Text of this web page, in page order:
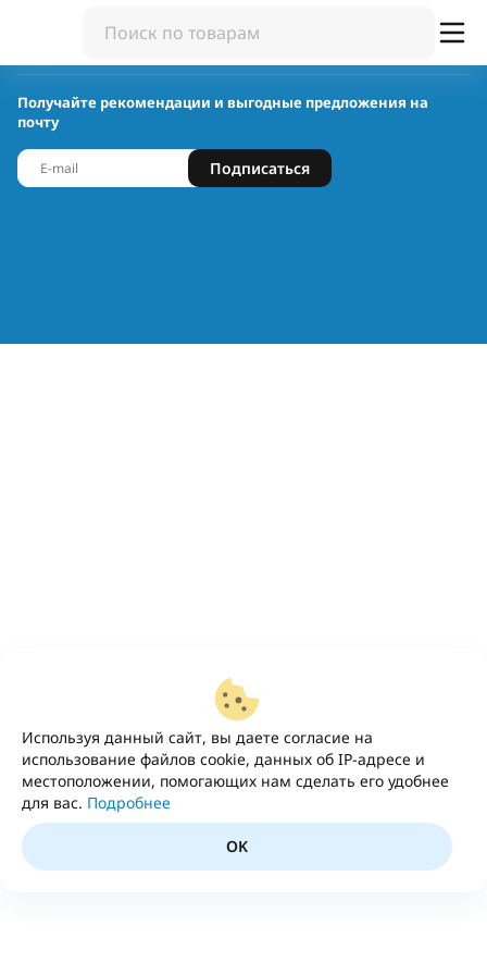
Используя данный сайт, вы даете согласие на
использование файлов cookie, данных об IP-адресе и
местоположении, помогающих нам сделать его удобнее
для вас. Подробнее
OK
Получайте рекомендации и выгодные предложения на
почту
Подписаться